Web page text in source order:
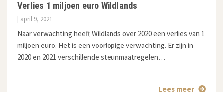
Verlies 1 miljoen euro Wildlands
| april 9, 2021
Naar verwachting heeft Wildlands over 2020 een verlies van 1
miljoen euro. Het is een voorlopige verwachting. Er zijn in
2020 en 2021 verschillende steunmaatregelen…
Lees meer